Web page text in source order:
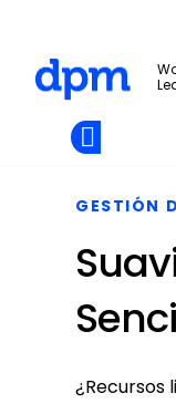
Skip to main content
GESTIÓN
¿Recursos